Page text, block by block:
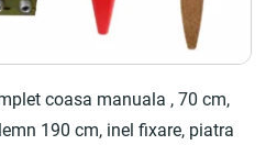
coasa manuala , 70 cm,
190 cm, inel fixare, piatra